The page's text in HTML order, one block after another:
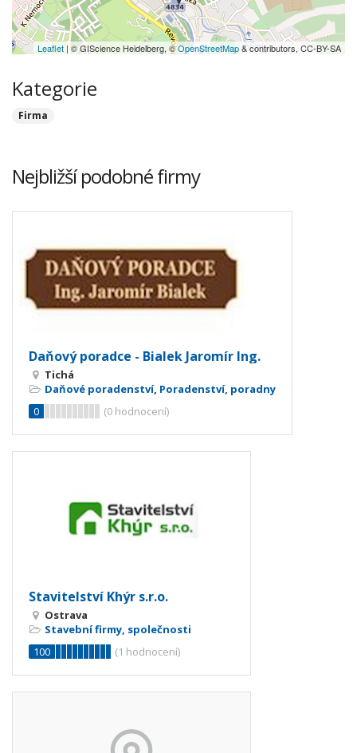
Leaflet | © GIScience Heidelberg, ©OpenStreetMap& contributors, CC-BY-SA
Kategorie
Firma
Nejbližší podobné firmy
Daňový poradce - Bialek Jaromír Ing.
Tichá
Daňové poradenství, Poradenství, poradny
0
(0 hodnocení)
Stavitelství Khýr s.r.o.
Ostrava
Stavební firmy, společnosti
100
(1 hodnocení)